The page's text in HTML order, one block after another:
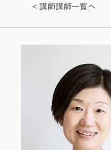
< 講師講師一覧へ